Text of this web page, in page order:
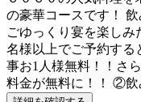
の豪華コースです！ 飲
ごゆっくり宴を楽しみ
名様以上でご予約す
事お1人様無料！！さ
料金が無料に！！ ②飲